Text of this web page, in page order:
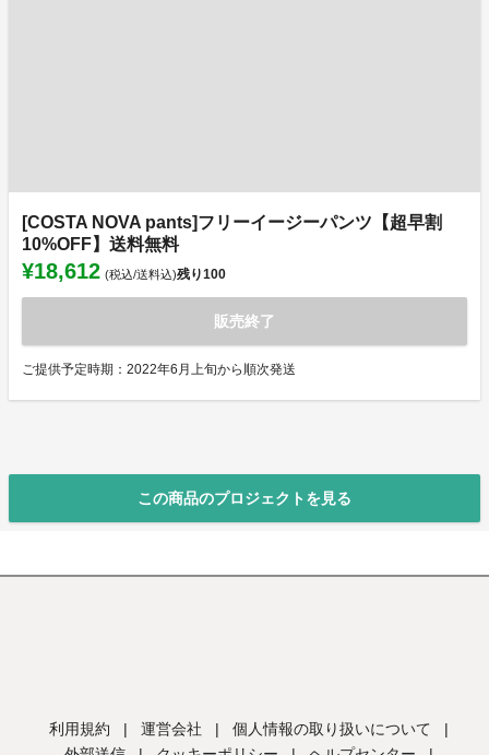
[COSTA NOVA pants]フリーイージーパンツ【超早割
10%OFF】送料無料
¥18,612 (税込/送料込)残り100
販売終了
ご提供予定時期：2022年6月上旬から順次発送
この商品のプロジェクトを見る
利用規約 | 運営会社 | 個人情報の取り扱いについて
|